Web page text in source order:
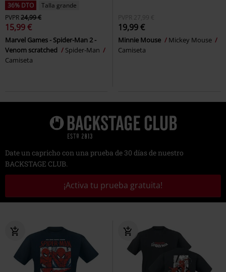
36% DTO
Talla grande
PVPR24,99 €
15,99 €
Marvel Games - Spider-Man 2 -
Venom scratched
Spider-Man
Camiseta
PVPR 27,99 €
19,99 €
Minnie Mouse
Mickey Mouse
Camiseta
Date un capricho con una prueba de 30 días de nuestro
BACKSTAGE CLUB.
¡Activa tu prueba gratuita!